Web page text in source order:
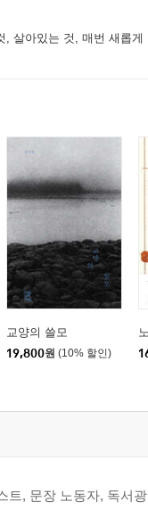
아우르다 |박경리
일몽을 찢고 나가다 |
, 살아있는 것, 매번 새롭게
교양의 쓸모
19,800원 (10% 할인)
트, 문장 노동자, 독서